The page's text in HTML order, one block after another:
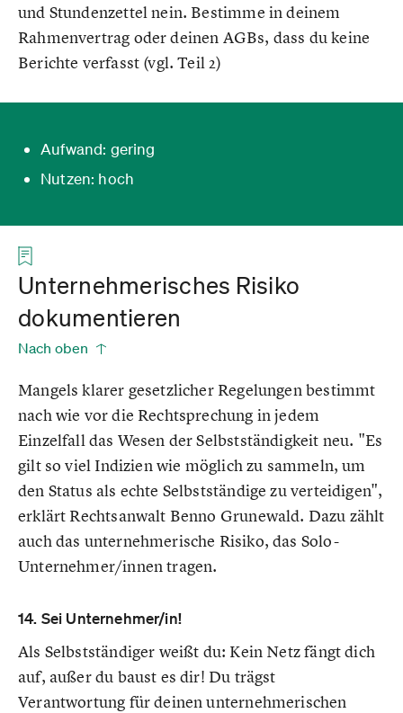
und Stundenzettel nein. Bestimme in deinem
Rahmenvertrag oder deinen AGBs, dass du keine
Berichte verfasst (vgl. Teil 2)
Aufwand: gering
Nutzen: hoch
Unternehmerisches Risiko
dokumentieren
Nach oben
Mangels klarer gesetzlicher Regelungen bestimmt
nach wie vor die Rechtsprechung in jedem
Einzelfall das Wesen der Selbstständigkeit neu. "Es
gilt so viel Indizien wie möglich zu sammeln, um
den Status als echte Selbstständige zu verteidigen",
erklärt Rechtsanwalt Benno Grunewald. Dazu zählt
auch das unternehmerische Risiko, das Solo-
Unternehmer/innen tragen.
14. Sei Unternehmer/in!
Als Selbstständiger weißt du: Kein Netz fängt dich
auf, außer du baust es dir! Du trägst
Verantwortung für deinen unternehmerischen